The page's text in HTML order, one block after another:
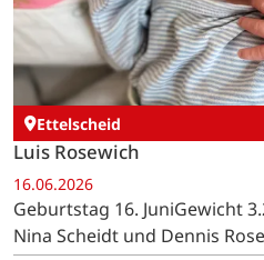
Ettelscheid
Luis Rosewich
16.06.2026
Geburtstag 16. JuniGewicht
Nina Scheidt und Dennis